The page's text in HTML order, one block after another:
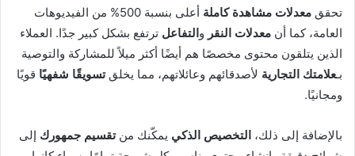
تحقق معدلات مشاهدة كاملة
أعلى بنسبة 500% من الفيديوهات
العامة، كما أن معدلات النقر والتفاعل ترتفع بشكل كبير جدًا. العملاء
الذين يتلقون محتوى مخصصًا هم أيضًا أكثر ميلاً للمشاركة والتوصية
بـعلامتك التجارية لأصدقائهم وعائلاتهم، مما يخلقتسويقًا شفهيًا قويًا
ومجانيًا.
بالإضافة إلى ذلك، التخصيص الذكي يمكّنك منتقسيم جمهورك إلى